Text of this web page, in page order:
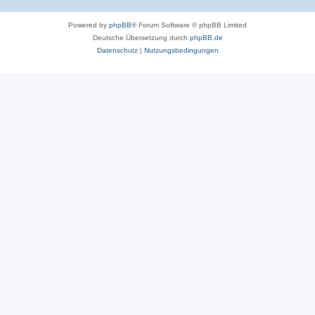
Powered by phpBB® Forum Software © phpBB Limited
Deutsche Übersetzung durch phpBB.de
Datenschutz| Nutzungsbedingungen